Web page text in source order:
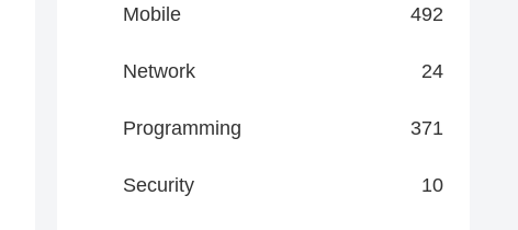
Mobile 492
Network 24
Programming 371
Security 10